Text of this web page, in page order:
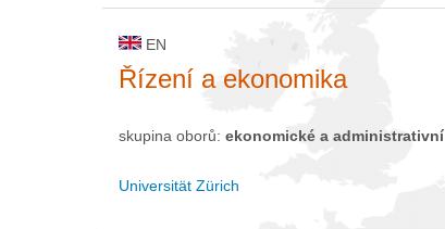
EN
Řízení a ekonomika
skupina oborů: ekonomické a administrativní
Universität Zürich